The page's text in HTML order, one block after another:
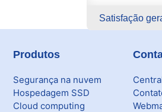
Ferramentas
Segurança
Skymail Talk
Satisfação
Produtos
Segurança na nuvem
Hospedagem SSD
Cloud computing